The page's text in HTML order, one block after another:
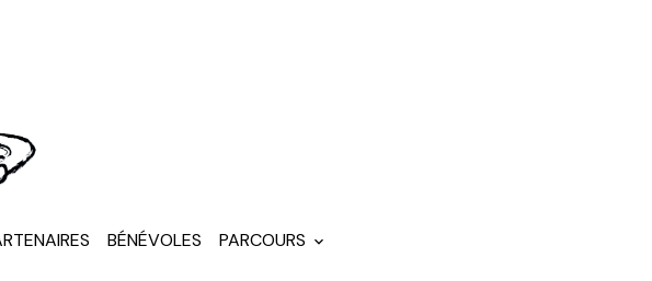
BÉNÉVOLES PARCOURS